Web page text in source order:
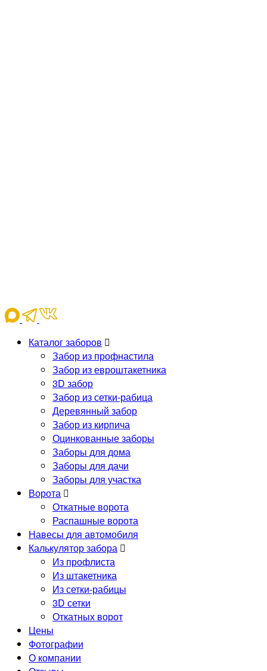
Каталог заборов
Забор из профнастила
Забор из евроштакетника
3D забор
Забор из сетки-рабица
Деревянный забор
Забор из кирпича
Оцинкованные заборы
Заборы для дома
Заборы для дачи
Заборы для участка
Ворота
Откатные ворота
Распашные ворота
Навесы для автомобиля
Калькулятор забора
Из профлиста
Из штакетника
Из сетки-рабицы
3D сетки
Откатных ворот
Цены
Фотографии
О компании